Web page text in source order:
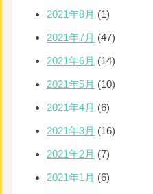
2021年8月 (1)
2021年7月 (47)
2021年6月 (14)
2021年5月 (10)
2021年4月 (6)
2021年3月 (16)
2021年2月 (7)
2021年1月 (6)